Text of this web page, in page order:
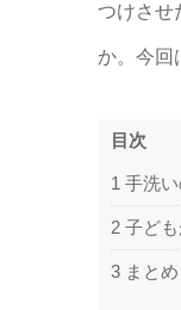
つけさせ
か。今回
目次
1 手洗い
2 子ど
3 まとめ